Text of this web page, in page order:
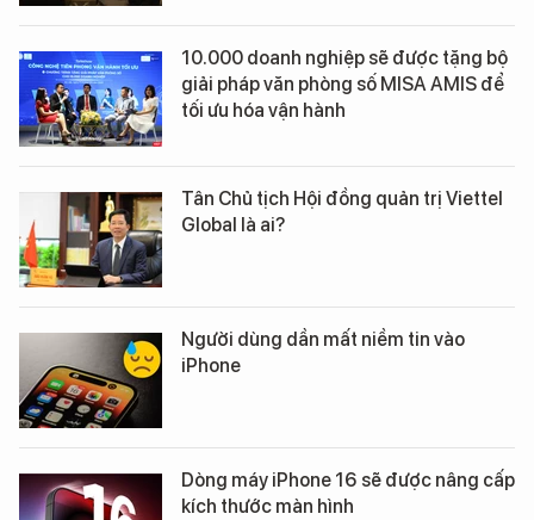
10.000 doanh nghiệp sẽ được tặng bộ
giải pháp văn phòng số MISA AMIS để
tối ưu hóa vận hành
Tân Chủ tịch Hội đồng quản trị Viettel
Global là ai?
Người dùng dần mất niềm tin vào
iPhone
Dòng máy iPhone 16 sẽ được nâng cấp
kích thước màn hình